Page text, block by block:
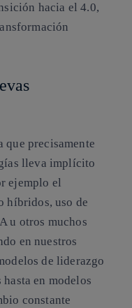
hacia el 4.0,
que precisamente
lleva implícito
ejemplo el
híbridos, uso de
u otros muchos
en nuestros
de liderazgo
en modelos
constante